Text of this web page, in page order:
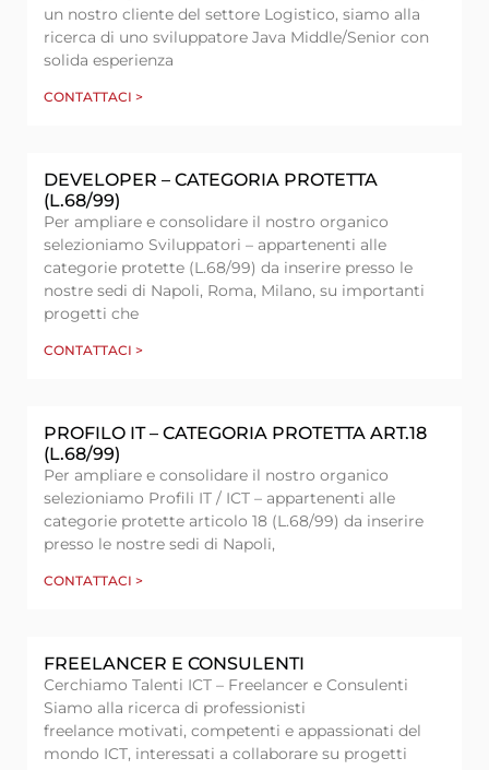
un nostro cliente del settore Logistico, siamo alla
ricerca di uno sviluppatore Java Middle/Senior con
solida esperienza
CONTATTACI >
DEVELOPER – CATEGORIA PROTETTA
(L.68/99)
Per ampliare e consolidare il nostro organico
selezioniamo Sviluppatori – appartenenti alle
categorie protette (L.68/99) da inserire presso le
nostre sedi di Napoli, Roma, Milano, su importanti
progetti che
CONTATTACI >
PROFILO IT – CATEGORIA PROTETTA ART.18
(L.68/99)
Per ampliare e consolidare il nostro organico
selezioniamo Profili IT / ICT – appartenenti alle
categorie protette articolo 18 (L.68/99) da inserire
presso le nostre sedi di Napoli,
CONTATTACI >
FREELANCER E CONSULENTI
Cerchiamo Talenti ICT – Freelancer e Consulenti
Siamo alla ricerca di professionisti
freelance motivati, competenti e appassionati del
mondo ICT, interessati a collaborare su progetti